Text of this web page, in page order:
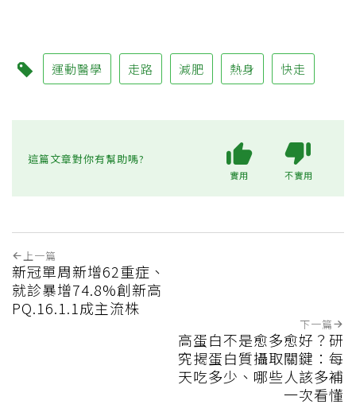
運動醫學 走路 減肥 熱身 快走
這篇文章對你有幫助嗎?
實用 不實用
上一篇
新冠單周新增62重症、
就診暴增74.8%創新高
PQ.16.1.1成主流株
下一篇
高蛋白不是愈多愈好？研
究揭蛋白質攝取關鍵：每
天吃多少、哪些人該多補
一次看懂